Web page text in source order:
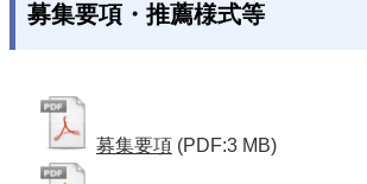
募集要項・推薦様式等
募集要項 (PDF:3 MB)